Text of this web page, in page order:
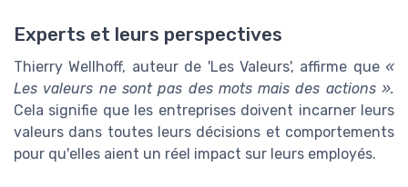
Experts et leurs perspectives
Thierry Wellhoff, auteur de 'Les Valeurs', affirme que «
Les valeurs ne sont pas des mots mais des actions ».
Cela signifie que les entreprises doivent incarner leurs
valeurs dans toutes leurs décisions et comportements
pour qu'elles aient un réel impact sur leurs employés.